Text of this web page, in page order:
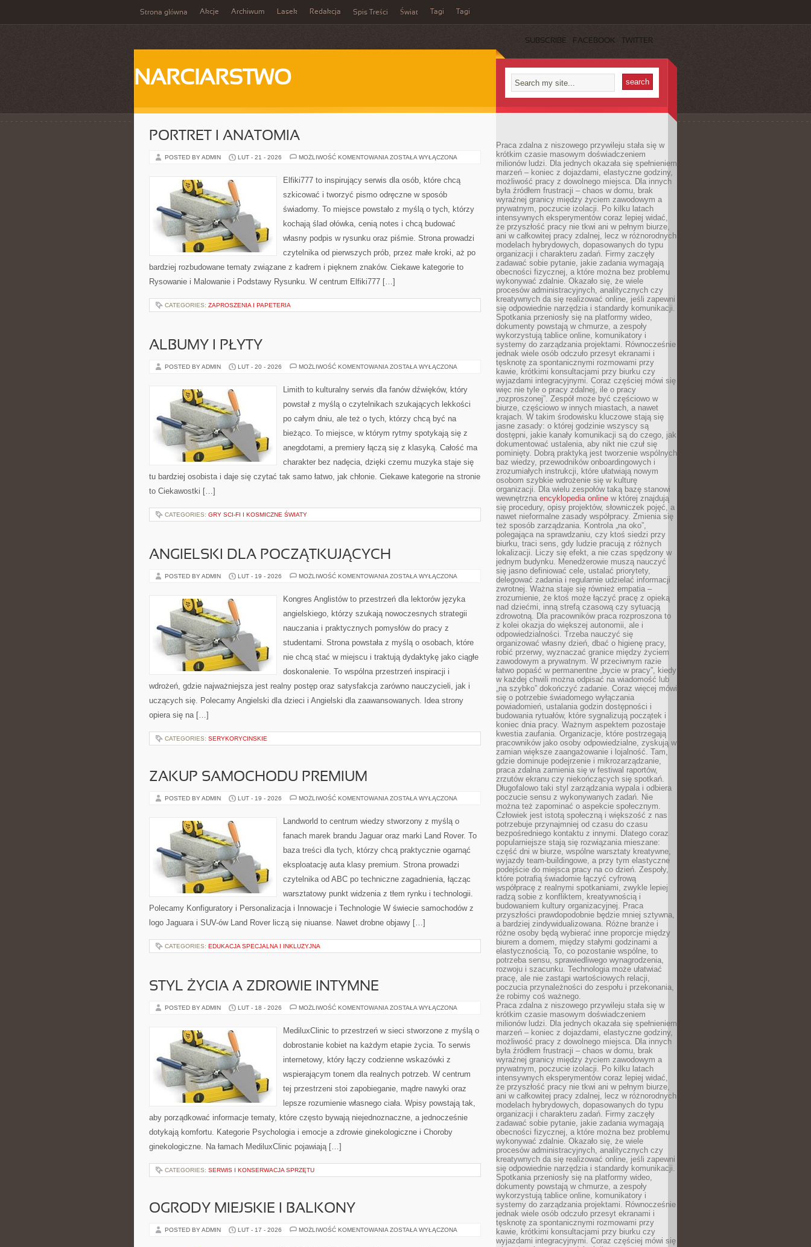
Strona główna Akcje Archiwum Lasek Redakcja Spis Treści Świat Tagi Tagi
SUBSCRIBE FACEBOOK TWITTER
NARCIARSTWO
PORTRET I ANATOMIA
POSTED BY ADMIN LUT - 21 - 2026 MOŻLIWOŚĆ KOMENTOWANIA PORTRET
ZOSTAŁA WYŁĄCZONA
Elfiki777 to inspirujący serwis dla osób, które chcą
szkicować i tworzyć pismo odręczne w sposób
świadomy. To miejsce powstało z myślą o tych, którzy
kochają ślad ołówka, cenią notes i chcą budować
własny podpis w rysunku oraz piśmie. Strona prowadzi
czytelnika od pierwszych prób, przez małe kroki, aż po
bardziej rozbudowane tematy związane z kadrem i pięknem znaków. Ciekawe kategorie to
Rysowanie i Malowanie i Podstawy Rysunku. W centrum Elfiki777 […]
CATEGORIES: ZAPROSZENIA I PAPETERIA
ALBUMY I PŁYTY
POSTED BY ADMIN LUT - 20 - 2026 MOŻLIWOŚĆ KOMENTOWANIA ALBUMY
ZOSTAŁA WYŁĄCZONA
Limith to kulturalny serwis dla fanów dźwięków, który
powstał z myślą o czytelnikach szukających lekkości
po całym dniu, ale też o tych, którzy chcą być na
bieżąco. To miejsce, w którym rytmy spotykają się z
anegdotami, a premiery łączą się z klasyką. Całość ma
charakter bez nadęcia, dzięki czemu muzyka staje się
tu bardziej osobista i daje się czytać tak samo łatwo, jak chłonie. Ciekawe kategorie na stronie
to Ciekawostki […]
CATEGORIES: GRY SCI-FI I KOSMICZNE ŚWIATY
ANGIELSKI DLA POCZĄTKUJĄCYCH
POSTED BY ADMIN LUT - 19 - 2026 MOŻLIWOŚĆ KOMENTOWANIA ANGIELSKI
ZOSTAŁA WYŁĄCZONA
Kongres Anglistów to przestrzeń dla lektorów języka
angielskiego, którzy szukają nowoczesnych strategii
nauczania i praktycznych pomysłów do pracy z
studentami. Strona powstała z myślą o osobach, które
nie chcą stać w miejscu i traktują dydaktykę jako ciągłe
doskonalenie. To wspólna przestrzeń inspiracji i
wdrożeń, gdzie najważniejsza jest realny postęp oraz satysfakcja zarówno nauczycieli, jak i
uczących się. Polecamy Angielski dla dzieci i Angielski dla zaawansowanych. Idea strony
opiera się na […]
CATEGORIES: SERYKORYCINSKIE
ZAKUP SAMOCHODU PREMIUM
POSTED BY ADMIN LUT - 19 - 2026 MOŻLIWOŚĆ KOMENTOWANIA ZAKUP
ZOSTAŁA WYŁĄCZONA
Landworld to centrum wiedzy stworzony z myślą o
fanach marek brandu Jaguar oraz marki Land Rover. To
baza treści dla tych, którzy chcą praktycznie ogarnąć
eksploatację auta klasy premium. Strona prowadzi
czytelnika od ABC po techniczne zagadnienia, łącząc
warsztatowy punkt widzenia z tłem rynku i technologii.
Polecamy Konfiguratory i Personalizacja i Innowacje i Technologie W świecie samochodów z
logo Jaguara i SUV-ów Land Rover liczą się niuanse. Nawet drobne objawy […]
CATEGORIES: EDUKACJA SPECJALNA I INKLUZYJNA
STYL ŻYCIA A ZDROWIE INTYMNE
POSTED BY ADMIN LUT - 18 - 2026 MOŻLIWOŚĆ KOMENTOWANIA STYL
ZDROWIE
INTYMNE
ZOSTAŁA WYŁĄCZONA
MediluxClinic to przestrzeń w sieci stworzone z myślą o
dobrostanie kobiet na każdym etapie życia. To serwis
internetowy, który łączy codzienne wskazówki z
wspierającym tonem dla realnych potrzeb. W centrum
tej przestrzeni stoi zapobieganie, mądre nawyki oraz
lepsze rozumienie własnego ciała. Wpisy powstają tak,
aby porządkować informacje tematy, które często bywają niejednoznaczne, a jednocześnie
dotykają komfortu. Kategorie Psychologia i emocje a zdrowie ginekologiczne i Choroby
ginekologiczne. Na łamach MediluxClinic pojawiają […]
CATEGORIES: SERWIS I KONSERWACJA SPRZĘTU
OGRODY MIEJSKIE I BALKONY
POSTED BY ADMIN LUT - 17 - 2026 MOŻLIWOŚĆ KOMENTOWANIA OGRODY
ZOSTAŁA WYŁĄCZONA
Praca zdalna z niszowego przywileju stała się w
krótkim czasie masowym doświadczeniem
milionów ludzi. Dla jednych okazała się spełnieniem
marzeń – koniec z dojazdami, elastyczne godziny,
możliwość pracy z dowolnego miejsca. Dla innych
była źródłem frustracji – chaos w domu, brak
wyraźnej granicy między życiem zawodowym a
prywatnym, poczucie izolacji. Po kilku latach
intensywnych eksperymentów coraz lepiej widać,
że przyszłość pracy nie tkwi ani w pełnym biurze,
ani w całkowitej pracy zdalnej, lecz w różnorodnych
modelach hybrydowych, dopasowanych do typu
organizacji i charakteru zadań. Firmy zaczęły
zadawać sobie pytanie, jakie zadania wymagają
obecności fizycznej, a które można bez problemu
wykonywać zdalnie. Okazało się, że wiele
procesów administracyjnych, analitycznych czy
kreatywnych da się realizować online, jeśli zapewni
się odpowiednie narzędzia i standardy komunikacji.
Spotkania przeniosły się na platformy wideo,
dokumenty powstają w chmurze, a zespoły
wykorzystują tablice online, komunikatory i
systemy do zarządzania projektami. Równocześnie
jednak wiele osób odczuło przesyt ekranami i
tęsknotę za spontanicznymi rozmowami przy
kawie, krótkimi konsultacjami przy biurku czy
wyjazdami integracyjnymi. Coraz częściej mówi się
więc nie tyle o pracy zdalnej, ile o pracy
„rozproszonej”. Zespół może być częściowo w
biurze, częściowo w innych miastach, a nawet
krajach. W takim środowisku kluczowe stają się
jasne zasady: o której godzinie wszyscy są
dostępni, jakie kanały komunikacji są do czego, jak
dokumentować ustalenia, aby nikt nie czuł się
pominięty. Dobrą praktyką jest tworzenie wspólnych
baz wiedzy, przewodników onboardingowych i
zrozumiałych instrukcji, które ułatwiają nowym
osobom szybkie wdrożenie się w kulturę
organizacji. Dla wielu zespołów taką bazę stanowi
wewnętrzna encyklopedia online w której znajdują
się procedury, opisy projektów, słowniczek pojęć, a
nawet nieformalne zasady współpracy. Zmienia się
też sposób zarządzania. Kontrola „na oko”,
polegająca na sprawdzaniu, czy ktoś siedzi przy
biurku, traci sens, gdy ludzie pracują z różnych
lokalizacji. Liczy się efekt, a nie czas spędzony w
jednym budynku. Menedżerowie muszą nauczyć
się jasno definiować cele, ustalać priorytety,
delegować zadania i regularnie udzielać informacji
zwrotnej. Ważna staje się również empatia –
zrozumienie, że ktoś może łączyć pracę z opieką
nad dziećmi, inną strefą czasową czy sytuacją
zdrowotną. Dla pracowników praca rozproszona to
z kolei okazja do większej autonomii, ale i
odpowiedzialności. Trzeba nauczyć się
organizować własny dzień, dbać o higienę pracy,
robić przerwy, wyznaczać granice między życiem
zawodowym a prywatnym. W przeciwnym razie
łatwo popaść w permanentne „bycie w pracy”, kiedy
w każdej chwili można odpisać na wiadomość lub
„na szybko” dokończyć zadanie. Coraz więcej mówi
się o potrzebie świadomego wyłączania
powiadomień, ustalania godzin dostępności i
budowania rytuałów, które sygnalizują początek i
koniec dnia pracy. Ważnym aspektem pozostaje
kwestia zaufania. Organizacje, które postrzegają
pracowników jako osoby odpowiedzialne, zyskują w
zamian większe zaangażowanie i lojalność. Tam,
gdzie dominuje podejrzenie i mikrozarządzanie,
praca zdalna zamienia się w festiwal raportów,
zrzutów ekranu czy niekończących się spotkań.
Długofalowo taki styl zarządzania wypala i odbiera
poczucie sensu z wykonywanych zadań. Nie
można też zapominać o aspekcie społecznym.
Człowiek jest istotą społeczną i większość z nas
potrzebuje przynajmniej od czasu do czasu
bezpośredniego kontaktu z innymi. Dlatego coraz
popularniejsze stają się rozwiązania mieszane:
część dni w biurze, wspólne warsztaty kreatywne,
wyjazdy team-buildingowe, a przy tym elastyczne
podejście do miejsca pracy na co dzień. Zespoły,
które potrafią świadomie łączyć cyfrową
współpracę z realnymi spotkaniami, zwykle lepiej
radzą sobie z konfliktem, kreatywnością i
budowaniem kultury organizacyjnej. Praca
przyszłości prawdopodobnie będzie mniej sztywna,
a bardziej zindywidualizowana. Różne branże i
różne osoby będą wybierać inne proporcje między
biurem a domem, między stałymi godzinami a
elastycznością. To, co pozostanie wspólne, to
potrzeba sensu, sprawiedliwego wynagrodzenia,
rozwoju i szacunku. Technologia może ułatwiać
pracę, ale nie zastąpi wartościowych relacji,
poczucia przynależności do zespołu i przekonania,
że robimy coś ważnego.
Praca zdalna z niszowego przywileju stała się w
krótkim czasie masowym doświadczeniem
milionów ludzi. Dla jednych okazała się spełnieniem
marzeń – koniec z dojazdami, elastyczne godziny,
możliwość pracy z dowolnego miejsca. Dla innych
była źródłem frustracji – chaos w domu, brak
wyraźnej granicy między życiem zawodowym a
prywatnym, poczucie izolacji. Po kilku latach
intensywnych eksperymentów coraz lepiej widać,
że przyszłość pracy nie tkwi ani w pełnym biurze,
ani w całkowitej pracy zdalnej, lecz w różnorodnych
modelach hybrydowych, dopasowanych do typu
organizacji i charakteru zadań. Firmy zaczęły
zadawać sobie pytanie, jakie zadania wymagają
obecności fizycznej, a które można bez problemu
wykonywać zdalnie. Okazało się, że wiele
procesów administracyjnych, analitycznych czy
kreatywnych da się realizować online, jeśli zapewni
się odpowiednie narzędzia i standardy komunikacji.
Spotkania przeniosły się na platformy wideo,
dokumenty powstają w chmurze, a zespoły
wykorzystują tablice online, komunikatory i
systemy do zarządzania projektami. Równocześnie
jednak wiele osób odczuło przesyt ekranami i
tęsknotę za spontanicznymi rozmowami przy
kawie, krótkimi konsultacjami przy biurku czy
wyjazdami integracyjnymi. Coraz częściej mówi się